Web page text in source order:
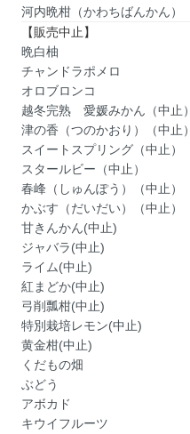
河内晩柑（かわちばんかん）
【販売中止】
晩白柚
チャンドラポメロ
オロブロンコ
越冬完熟 愛媛みかん（中止）
津の香（つのかおり）（中止）
スイートスプリング（中止）
スタールビー（中止）
春峰（しゅんぽう）（中止）
かぶす（だいだい）（中止）
甘きんかん(中止)
ジャバラ(中止)
ライム(中止)
紅まどか(中止)
弓削瓢柑(中止)
特別栽培レモン(中止)
黄金柑(中止)
くだもの畑
ぶどう
アボカド
キウイフルーツ